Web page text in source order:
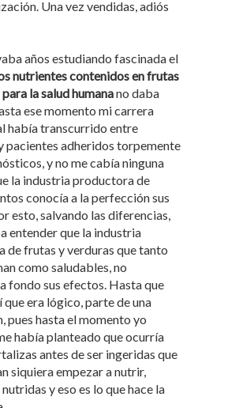
Una vez vendidas, adiós
años estudiando fascinada el
nutrientes contenidos en frutas
la salud humanano daba
ese momento mi carrera
había transcurrido entre
pacientes adheridos torpemente
y no me cabía ninguna
la industria productora de
conocía a la perfección sus
esto, salvando las diferencias,
entender que la industria
de frutas y verduras que tanto
como saludables, no
fondo sus efectos. Hasta que
era lógico, parte de una
pues hasta el momento yo
había planteado que ocurría
antes de ser ingeridas que
siquiera empezar a nutrir,
y eso es lo que hace la